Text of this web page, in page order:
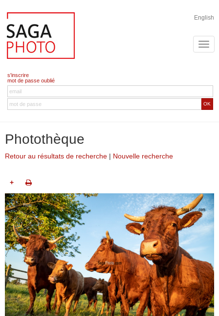
English
s'inscrire
mot de passe oublié
OK
Photothèque
Retour au résultats de recherche | Nouvelle recherche
+